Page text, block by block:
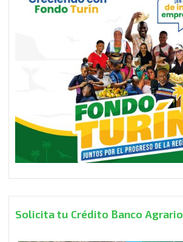
Solicita tu Crédito Banco Agrario